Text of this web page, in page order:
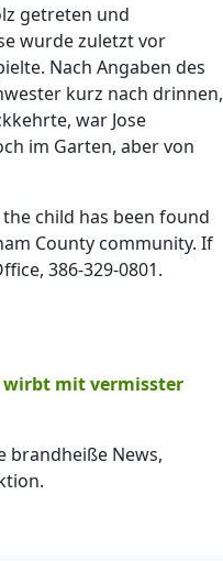
getreten und
wurde zuletzt vor
Nach Angaben des
kurz nach drinnen,
war Jose
im Garten, aber von
child has been found
County community. If
386-329-0801.
wirbt mit vermisster
brandheiße News,